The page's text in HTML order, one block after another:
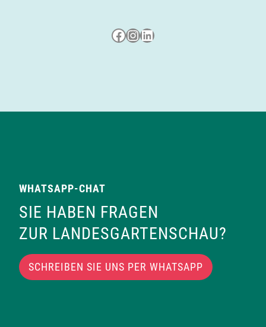
Besuche uns auf Facebook
Besuche uns auf Instagram
LinkedIn
WHATSAPP-CHAT
SIE HABEN FRAGEN
ZUR LANDESGARTENSCHAU?
SCHREIBEN SIE UNS PER WHATSAPP